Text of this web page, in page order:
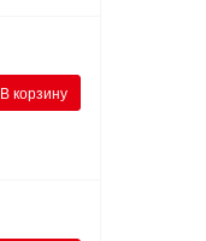
В корзину